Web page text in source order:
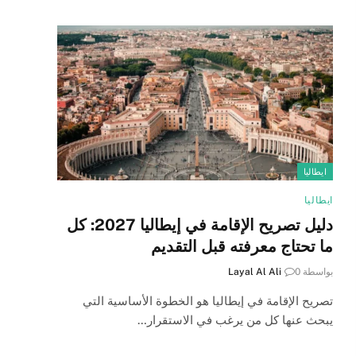
ايطاليا
ايطاليا
دليل تصريح الإقامة في إيطاليا 2027: كل
ما تحتاج معرفته قبل التقديم
بواسطة Layal Al Ali 0
تصريح الإقامة في إيطاليا هو الخطوة الأساسية التي
يبحث عنها كل من يرغب في الاستقرار…